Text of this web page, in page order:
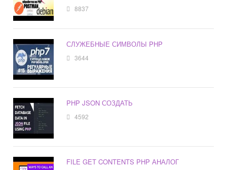
8837
СЛУЖЕБНЫЕ СИМВОЛЫ PHP
3644
PHP JSON СОЗДАТЬ
4592
FILE GET CONTENTS PHP АНАЛОГ